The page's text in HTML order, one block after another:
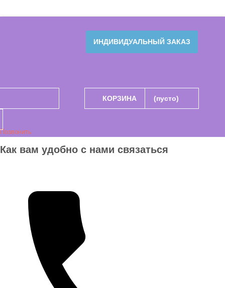
Позвонить
ИНДИВИДУАЛЬНЫЙ ЗАКАЗ
КОРЗИНА (пусто)
Как вам удобно с нами связаться